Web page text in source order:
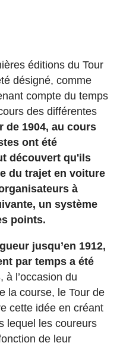
éditions du Tour
désigné, comme
compte du temps
des différentes
de 1904, au cours
ont été
découvert qu'ils
du trajet en voiture
à
un système
points.
jusqu’en 1912,
par temps a été
à l’occasion du
la course, le Tour de
cette idée en créant
lequel les coureurs
de leur